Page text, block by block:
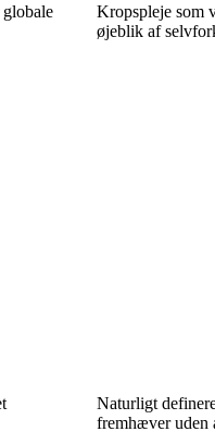
Kropspleje som
øjeblik af
Naturligt
fremhæver uden